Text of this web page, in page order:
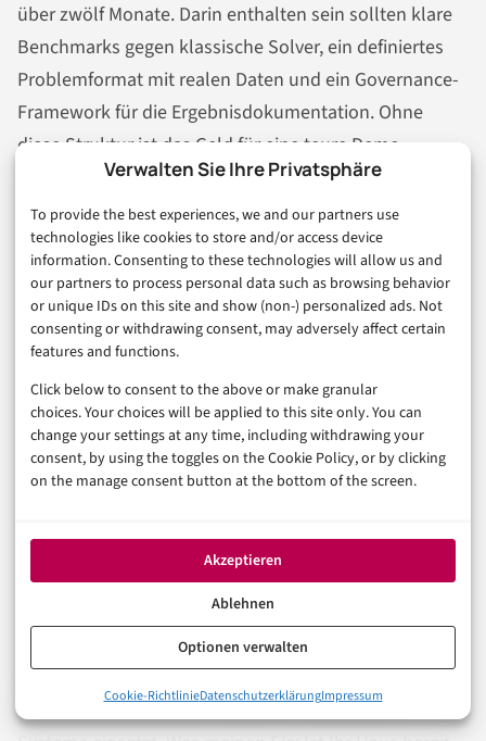
Verwalten Sie Ihre Privatsphäre
To provide the best experiences, we and our partners use
technologies like cookies to store and/or access device
information. Consenting to these technologies will allow us and
our partners to process personal data such as browsing behavior
or unique IDs on this site and show (non-) personalized ads. Not
consenting or withdrawing consent, may adversely affect certain
features and functions.
Click below to consent to the above or make granular
choices. Your choices will be applied to this site only. You can
change your settings at any time, including withdrawing your
consent, by using the toggles on the Cookie Policy, or by clicking
on the manage consent button at the bottom of the screen.
Akzeptieren
Ablehnen
Optionen verwalten
Cookie-RichtlinieDatenschutzerklärungImpressum
über zwölf Monate. Darin enthalten sein sollten klare
Benchmarks gegen klassische Solver, ein definiertes
Problemformat mit realen Daten und ein Governance-
Framework für die Ergebnisdokumentation. Ohne
diese Struktur ist das Geld für eine teure Demo
ausgegeben.
Meiner Einschätzung nach liegt der entscheidende
Wendepunkt nicht beim nächsten Hardware-
Announcement eines Quantum-Providers, sondern
beim ersten unabhängig verifizierten, peer-reviewten
Nachweis eines echten Quantenvorteils auf einer
realen institutionellen Portfoliogröße. Den gibt es 2026
noch nicht. Was es gibt, ist eine ernsthafte, methodisch
saubere Annäherung daran. Und das ist – trotz allem
Hype – schon bemerkenswert genug.
Ob der prognostizierte Durchbruch zwischen 2028 und
2030 tatsächlich eintrifft oder sich die Zeitpläne erneut
verschieben: Finanzinstitute, die jetzt nicht zumindest
strategisch experimentieren, werden den Anschluss
verlieren – nicht an Quantencomputer, sondern an die
Wettbewerber, die dann wissen, wie man diese
Von der Theorie zum Piloten: Wo Quantenalgorithmen